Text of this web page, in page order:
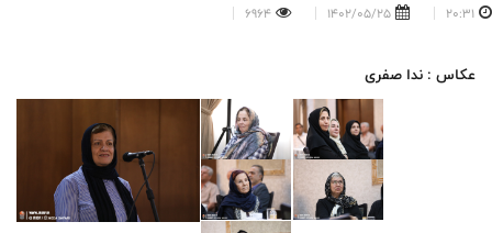
20:31
1402/05/25
6964
عکاس : ندا صفری